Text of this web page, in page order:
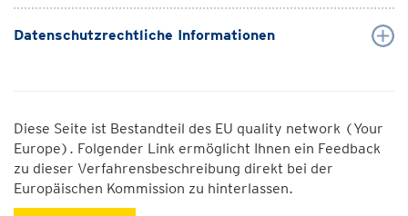
Datenschutzrechtliche Informationen
Diese Seite ist Bestandteil des EU quality network (Your
Europe). Folgender Link ermöglicht Ihnen ein Feedback
zu dieser Verfahrensbeschreibung direkt bei der
Europäischen Kommission zu hinterlassen.